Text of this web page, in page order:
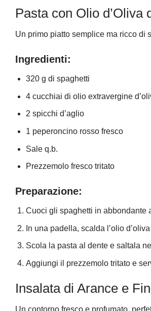
Pasta con Olio d’Oliva
Un primo piatto semplice ma ricco di
Ingredienti:
320 g di spaghetti
4 cucchiai di olio extravergine
2 spicchi d’aglio
1 peperoncino rosso fresco
Sale q.b.
Prezzemolo fresco tritato
Preparazione:
Cuoci gli spaghetti in abbondante
In una padella, scalda l’olio
Scola la pasta al dente e saltala
Aggiungi il prezzemolo tritato e
Insalata di Arance e